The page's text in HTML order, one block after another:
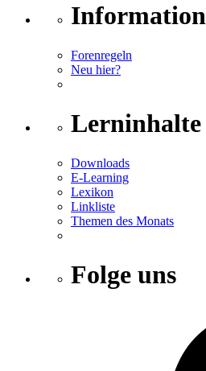
Information
Forenregeln
Neu hier?
Lerninhalte
Downloads
E-Learning
Lexikon
Linkliste
Themen des Monats
Folge uns